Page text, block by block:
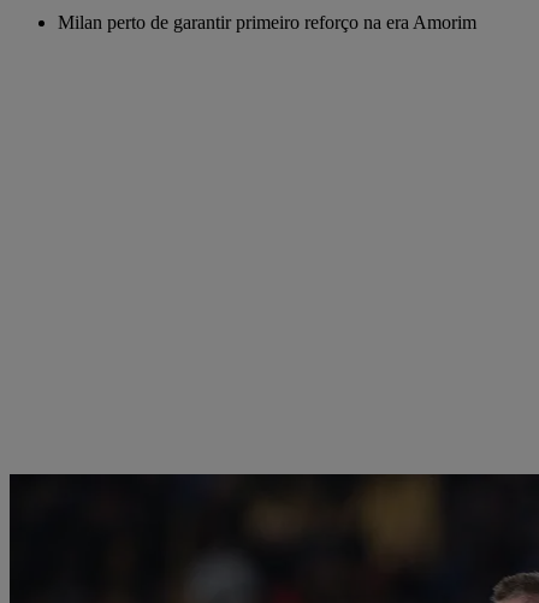
Milan perto de garantir primeiro reforço na era Amorim